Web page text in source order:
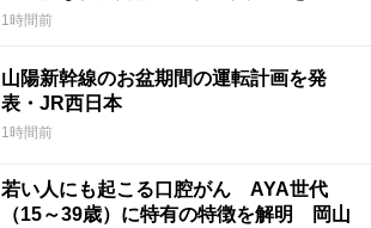
1時間前
山陽新幹線のお盆期間の運転計画を発
表・JR西日本
1時間前
若い人にも起こる口腔がん AYA世代
（15～39歳）に特有の特徴を解明 岡山